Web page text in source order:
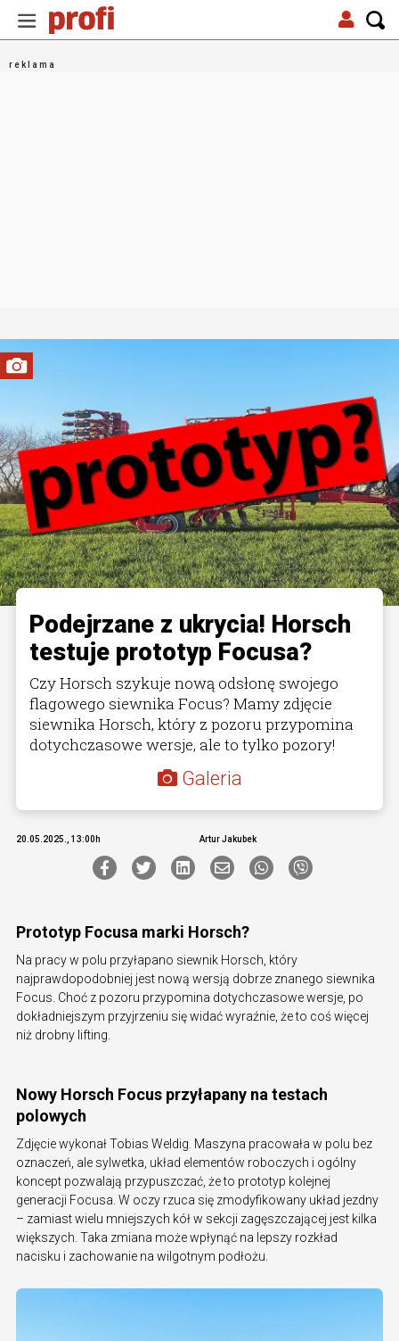
Podejrzane z ukrycia! Horsch
testuje prototyp Focusa?
Czy Horsch szykuje nową odsłonę swojego
flagowego siewnika Focus? Mamy zdjęcie
siewnika Horsch, który z pozoru przypomina
dotychczasowe wersje, ale to tylko pozory!
Galeria
20.05.2025., 13:00h Artur Jakubek
Prototyp Focusa marki Horsch?
Na pracy w polu przyłapano siewnik Horsch, który
najprawdopodobniej jest nową wersją dobrze znanego siewnika
Focus. Choć z pozoru przypomina dotychczasowe wersje, po
dokładniejszym przyjrzeniu się widać wyraźnie, że to coś więcej
niż drobny lifting.
Nowy Horsch Focus przyłapany na testach
polowych
Zdjęcie wykonał Tobias Weldig. Maszyna pracowała w polu bez
oznaczeń, ale sylwetka, układ elementów roboczych i ogólny
koncept pozwalają przypuszczać, że to prototyp kolejnej
generacji Focusa. W oczy rzuca się zmodyfikowany układ jezdny
– zamiast wielu mniejszych kół w sekcji zagęszczającej jest kilka
większych. Taka zmiana może wpłynąć na lepszy rozkład
nacisku i zachowanie na wilgotnym podłożu.